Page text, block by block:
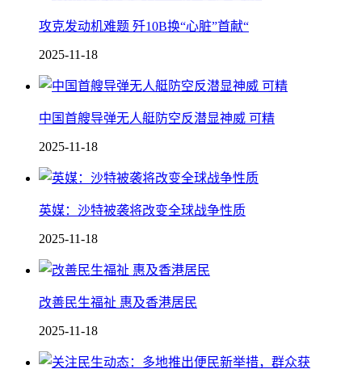
攻克发动机难题 歼10B换“心脏”首献“
2025-11-18
中国 首艘导弹无人艇防空反潜显神威 可精
2025-11-18
英媒：沙特被袭将改变全球战争性质
2025-11-18
改善民生福祉 惠及香港居民
2025-11-18